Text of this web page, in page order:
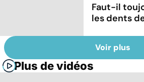
Faut-il
les dents
Voir plus
Plus de vidéos